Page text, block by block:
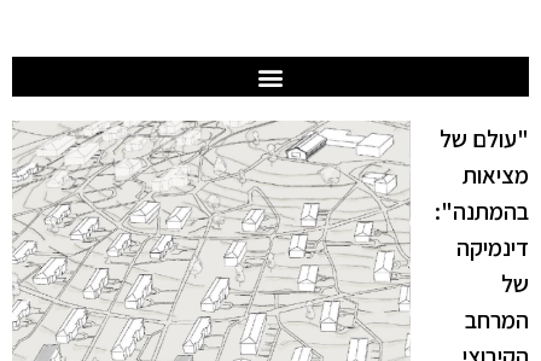
"עולם של
מציאות
בהמתנה":
דינמיקה
של
המרחב